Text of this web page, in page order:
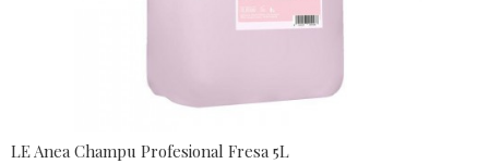
LE Anea Champu Profesional Fresa 5L